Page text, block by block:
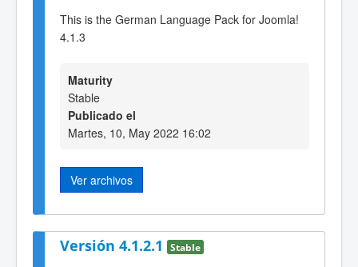
This is the German Language Pack for Joomla!
4.1.3
Maturity
Stable
Publicado el
Martes, 10, May 2022 16:02
Ver archivos
Versión 4.1.2.1 Stable